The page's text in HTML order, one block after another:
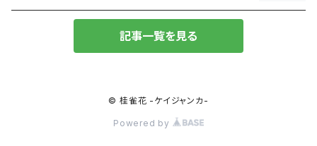
記事一覧を見る
© 桂雀花 -ケイジャンカ-
Powered by